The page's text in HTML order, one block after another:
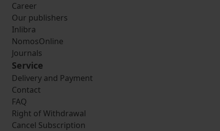
Career
Our publishers
Inlibra
NomosOnline
Journals
Service
Delivery and Payment
Contact
FAQ
Right of Withdrawal
Cancel Subscription